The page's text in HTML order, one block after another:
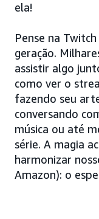
ela!
Pense na
geração.
assistir algo
como ver o
fazendo seu
conversando
música ou até
série. A magia
harmonizar
Amazon): o